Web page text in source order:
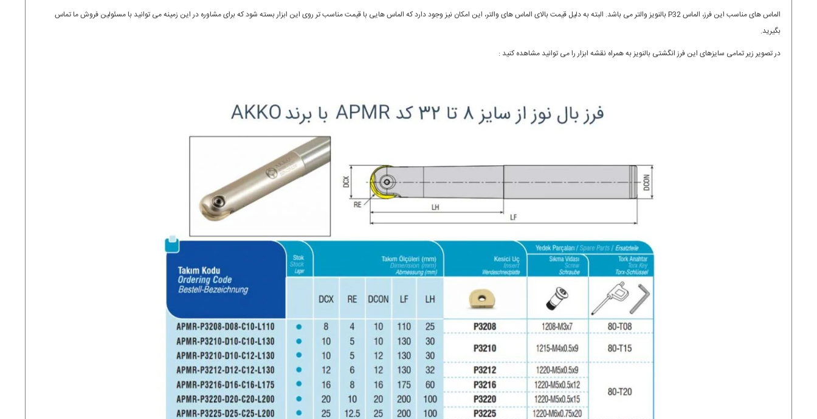
الماس های مناسب این فرز، الماس P32 بالنویز والتر می باشد. البته به دلیل قیمت بالای الماس های والتر، این امکان نیز وجود دارد که الماس هایی با قیمت مناسب تر روی این ابزار بسته شود که برای مشاوره در این زمینه می توانید با مسئولین فروش ما تماس
بگیرید.
در تصویر زیر تمامی سایزهای این فرز انگشتی بالنویز به همراه نقشه ابزار را می توانید مشاهده کنید :